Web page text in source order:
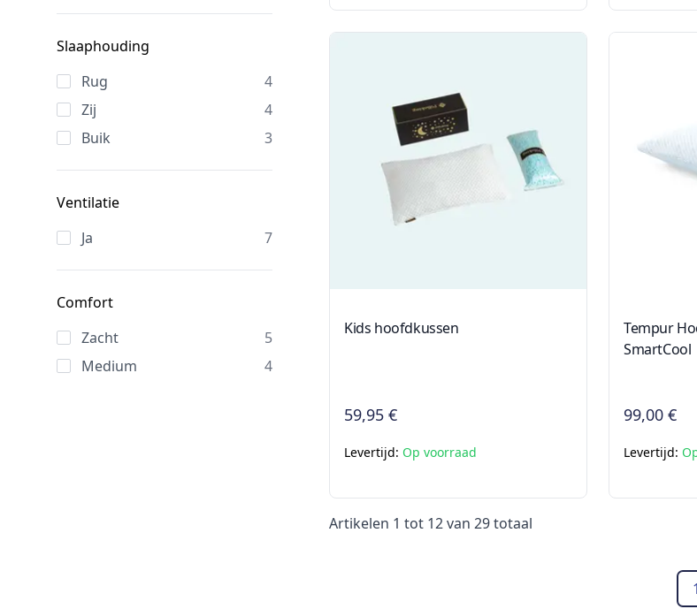
Slaaphouding
Rug
4
Zij
4
Buik
3
Ventilatie
Ja
7
Comfort
Zacht
5
Medium
4
Kids hoofdkussen
59,95 €
Levertijd: Op voorraad
Tempur
SmartCool
99,00 €
Levertijd:
Artikelen 1 tot 12van 29totaal
1